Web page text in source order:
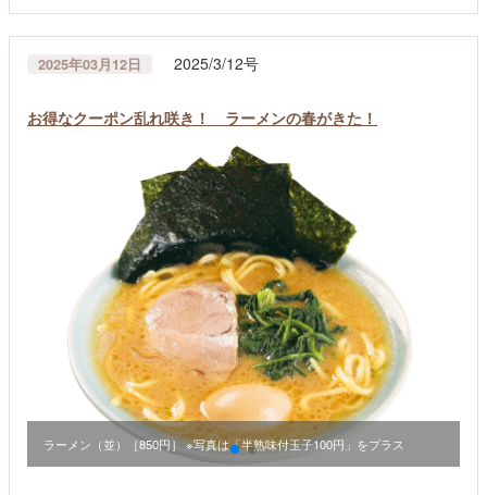
2025年03月12日 2025/3/12号
お得なクーポン乱れ咲き！ ラーメンの春がきた！
ラーメン（並）［850円］ ※写真は「半熟味付玉子100円」をプラス